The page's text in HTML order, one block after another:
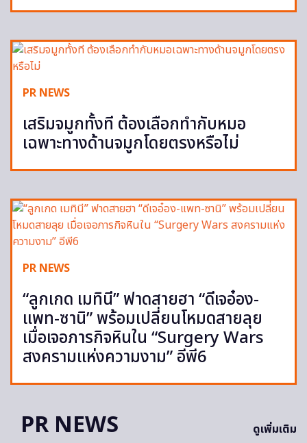
PR NEWS
เสริมจมูกทั้งที ต้องเลือกทำกับหมอ
เฉพาะทางด้านจมูกโดยตรงหรือไม่
PR NEWS
“ลูกเกด เมทินี” ฟาดสายฮา “ดีเจอ๋อง-
แพท-ซานิ” พร้อมเปลี่ยนโหมดสายลุย
เมื่อเจอภารกิจหินใน “Surgery Wars
สงครามแห่งความงาม” อีพี6
PR NEWS ดูเพิ่มเติม